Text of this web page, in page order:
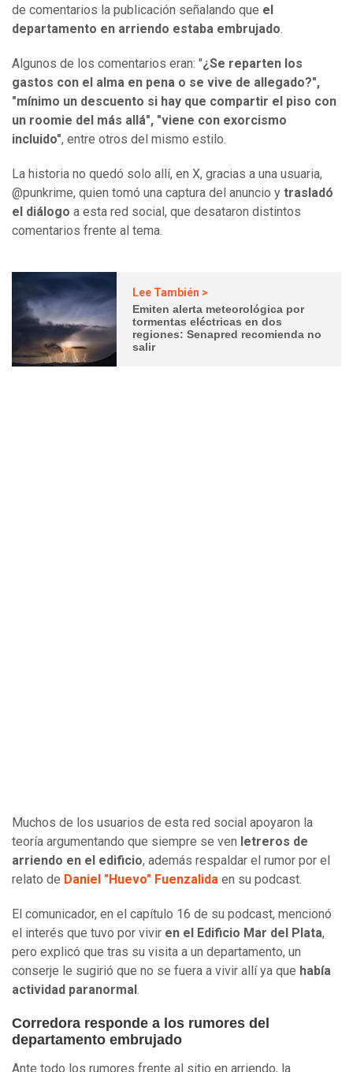
de comentarios la publicación señalando que el
departamento en arriendo estaba embrujado.
Algunos de los comentarios eran: "¿Se reparten los
gastos con el alma en pena o se vive de allegado?",
"mínimo un descuento si hay que compartir el piso con
un roomie del más allá", "viene con exorcismo
incluido", entre otros del mismo estilo.
La historia no quedó solo allí, en X, gracias a una usuaria,
@punkrime, quien tomó una captura del anuncio y trasladó
el diálogo a esta red social, que desataron distintos
comentarios frente al tema.
Lee También >
Emiten alerta meteorológica por
tormentas eléctricas en dos
regiones: Senapred recomienda no
salir
Muchos de los usuarios de esta red social apoyaron la
teoría argumentando que siempre se ven letreros de
arriendo en el edificio, además respaldar el rumor por el
relato de Daniel "Huevo" Fuenzalida en su podcast.
El comunicador, en el capítulo 16 de su podcast, mencionó
el interés que tuvo por vivir en el Edificio Mar del Plata,
pero explicó que tras su visita a un departamento, un
conserje le sugirió que no se fuera a vivir allí ya que había
actividad paranormal
Corredora responde a los rumores del
departamento embrujado
Ante todo los rumores frente al sitio en arriendo, la